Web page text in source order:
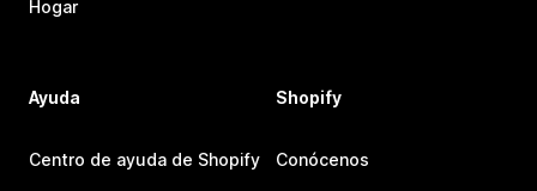
Hogar
Ayuda
Centro de ayuda de Shopify
Shopify
Conócenos